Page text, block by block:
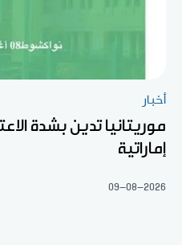
أخبار
موريتانيا تدين بشدة
إماراتية
09-08-2026